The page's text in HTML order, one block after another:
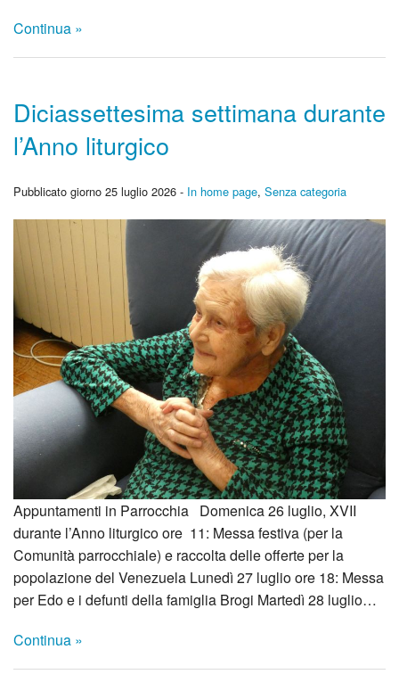
Continua »
Diciassettesima settimana durante
l’Anno liturgico
Pubblicato giorno 25 luglio 2026 - In home page, Senza categoria
Appuntamenti in Parrocchia Domenica 26 luglio, XVII
durante l’Anno liturgico ore 11: Messa festiva (per la
Comunità parrocchiale) e raccolta delle offerte per la
popolazione del Venezuela Lunedì 27 luglio ore 18: Messa
per Edo e i defunti della famiglia Brogi Martedì 28 luglio…
Continua »